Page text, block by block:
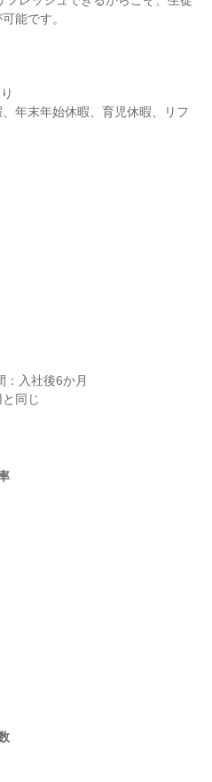
能です。
：入社後6か月
同じ